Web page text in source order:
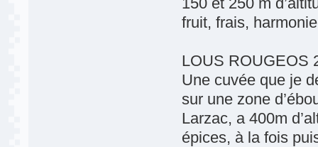
fruit, frais,
LOUS ROUGEOS
Une cuvée que je
sur une zone
Larzac, a 400m
épices, à la fois